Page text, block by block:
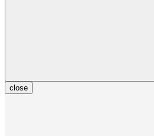
close